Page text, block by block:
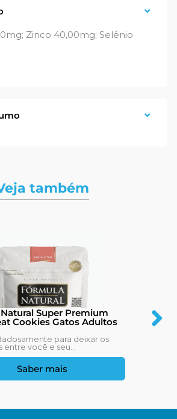
Zinco 40,00mg; Selênio
também
Super Premium
Cookies Gatos Adultos
para deixar os
você e seu...
Saber mais